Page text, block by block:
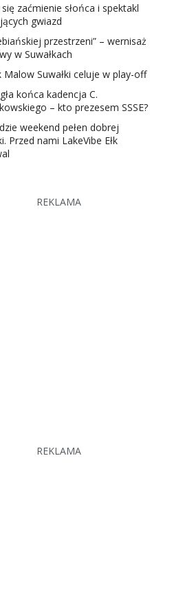
zaćmienie słońca i spektakl
gwiazd
przestrzeni” – wernisaż
w Suwałkach
Malow Suwałki celuje w play-off
końca kadencja C.
– kto prezesem SSSE?
weekend pełen dobrej
Przed nami LakeVibe Ełk
REKLAMA
REKLAMA